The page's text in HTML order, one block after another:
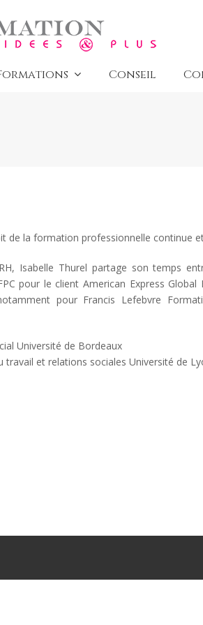
Conseil
de la formation professionnelle continue
Isabelle Thurel partage son temps
pour le client American Express Global
pour Francis Lefebvre
Université de Bordeaux
travail et relations sociales Université de